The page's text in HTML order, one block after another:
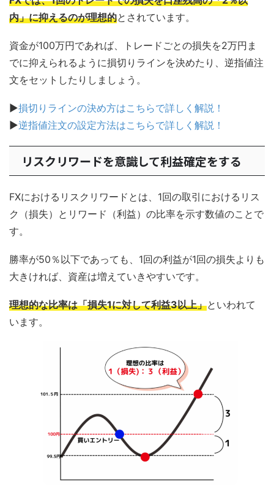
内」に抑えるのが理想的とされています。
資金が100万円であれば、トレードごとの損失を2万円ま
でに抑えられるように損切りラインを決めたり、逆指値注
文をセットしたりしましょう。
▶損切りラインの決め方はこちらで詳しく解説！
▶逆指値注文の設定方法はこちらで詳しく解説！
リスクリワードを意識して利益確定をする
FXにおけるリスクリワードとは、1回の取引におけるリス
ク（損失）とリワード（利益）の比率を示す数値のことで
す。
勝率が50％以下であっても、1回の利益が1回の損失よりも
大きければ、資産は増えていきやすいです。
理想的な比率は「損失1に対して利益3以上」といわれて
います。